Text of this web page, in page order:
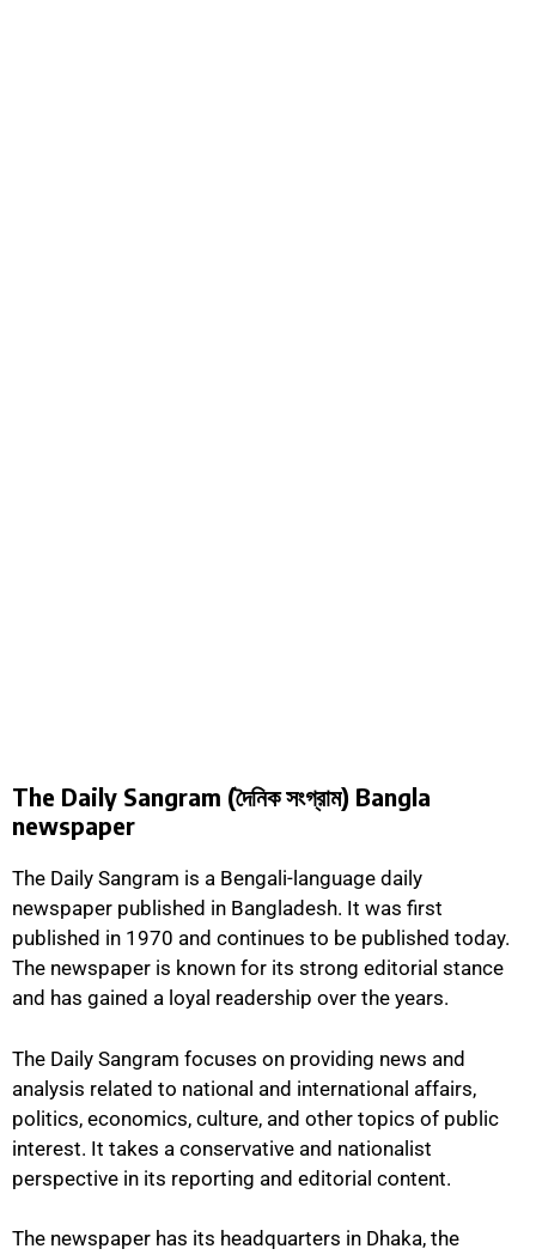
The Daily Sangram (দৈনিক সংগ্রাম) Bangla
newspaper
The Daily Sangram is a Bengali-language daily
newspaper published in Bangladesh. It was first
published in 1970 and continues to be published today.
The newspaper is known for its strong editorial stance
and has gained a loyal readership over the years.
The Daily Sangram focuses on providing news and
analysis related to national and international affairs,
politics, economics, culture, and other topics of public
interest. It takes a conservative and nationalist
perspective in its reporting and editorial content.
The newspaper has its headquarters in Dhaka, the